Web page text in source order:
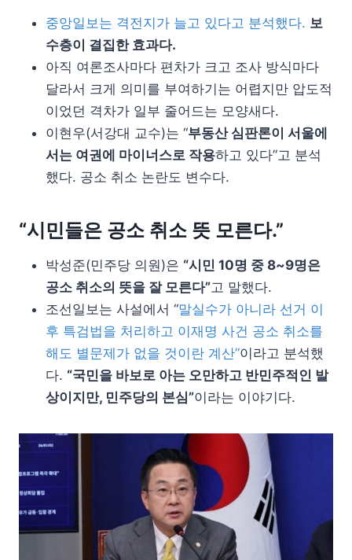
중앙일보는 격전지가 늘고 있다고 분석했다. 보
수층이 결집한 효과다.
아직 여론조사마다 편차가 크고 조사 방식마다
달라서 크게 의미를 부여하기는 어렵지만 압도적
이었던 격차가 일부 줄어드는 모양새다.
이현우(서강대 교수)는 “부동산 심판론이 서울에
서는 여권에 마이너스로 작용하고 있다”고 분석
했다. 공소 취소 논란도 변수다.
“시민들은 공소 취소 뜻 모른다.”
박성준(민주당 의원)은 “시민 10명 중 8~9명은
공소 취소의 뜻을 잘 모른다”고 말했다.
조선일보는 사설에서 “말실수가 아니라 선거 이
후 특검법을 처리하고 이재명 사건 공소 취소를
해도 별문제가 없을 것이란 계산”이라고 분석했
다. “국민을 바보로 아는 오만하고 반민주적인 발
상이지만, 민주당의 본심”이라는 이야기다.